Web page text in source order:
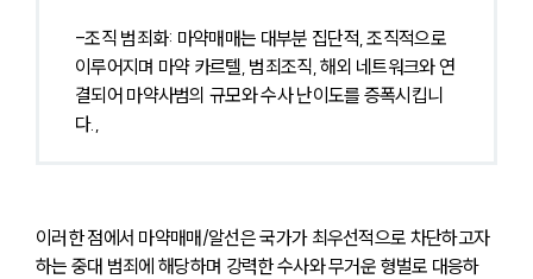
-조직 범죄화: 마약매매는 대부분 집단적, 조직적으로
이루어지며 마약 카르텔, 범죄조직, 해외 네트워크와 연
결되어 마약사범의 규모와 수사 난이도를 증폭시킵니
다.,
이러한 점에서 마약매매/알선은 국가가 최우선적으로 차단하고자
하는 중대 범죄에 해당하며 강력한 수사와 무거운 형벌로 대응하